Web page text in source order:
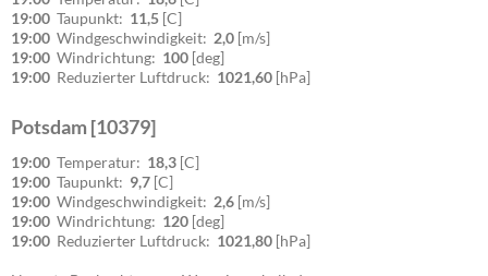
19:00 Taupunkt: 11,5 [C]
19:00 Windgeschwindigkeit: 2,0 [m/s]
19:00 Windrichtung: 100 [deg]
19:00 Reduzierter Luftdruck: 1021,60 [hPa]
Potsdam [10379]
19:00 Temperatur: 18,3 [C]
19:00 Taupunkt: 9,7 [C]
19:00 Windgeschwindigkeit: 2,6 [m/s]
19:00 Windrichtung: 120 [deg]
19:00 Reduzierter Luftdruck: 1021,80 [hPa]